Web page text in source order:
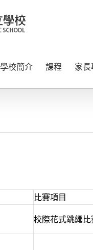
學校簡介 課程 家
比賽項目
校際花式跳繩